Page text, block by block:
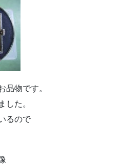
品物です。
した。
るので